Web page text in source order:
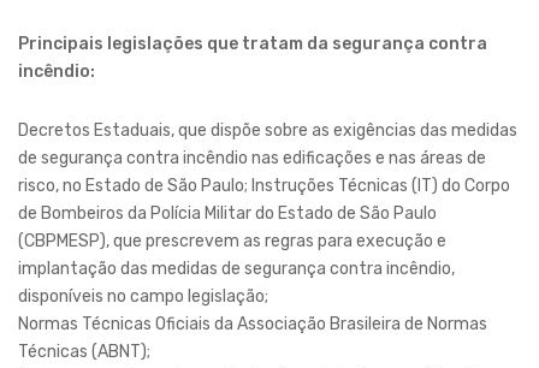
Principais legislações que tratam da segurança contra
incêndio:
Decretos Estaduais, que dispõe sobre as exigências das medidas
de segurança contra incêndio nas edificações e nas áreas de
risco, no Estado de São Paulo; Instruções Técnicas (IT) do Corpo
de Bombeiros da Polícia Militar do Estado de São Paulo
(CBPMESP), que prescrevem as regras para execução e
implantação das medidas de segurança contra incêndio,
disponíveis no campo legislação;
Normas Técnicas Oficiais da Associação Brasileira de Normas
Técnicas (ABNT);